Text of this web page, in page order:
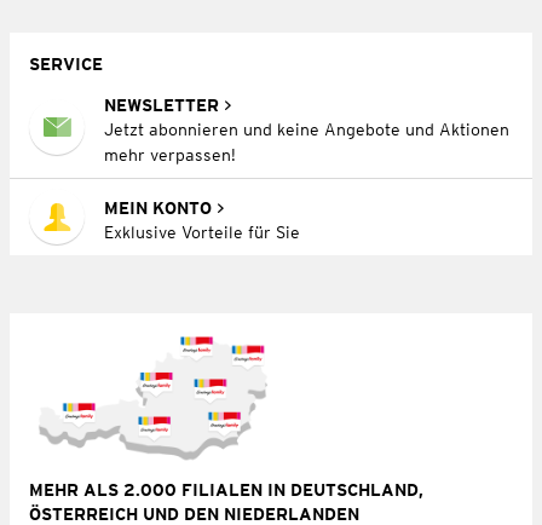
SERVICE
NEWSLETTER
Jetzt abonnieren und keine Angebote und Aktionen
mehr verpassen!
MEIN KONTO
Exklusive Vorteile für Sie
MEHR ALS 2.000 FILIALEN IN DEUTSCHLAND,
ÖSTERREICH UND DEN NIEDERLANDEN